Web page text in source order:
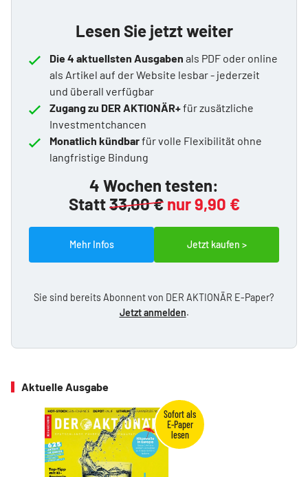
Lesen Sie jetzt weiter
Die 4 aktuellsten Ausgaben als PDF oder online
als Artikel auf der Website lesbar - jederzeit
und überall verfügbar
Zugang zu DER AKTIONÄR+für zusätzliche
Investmentchancen
Monatlich kündbarfür volle Flexibilität ohne
langfristige Bindung
4 Wochen testen:
Statt33,00 € nur 9,90 €
Mehr Infos Jetzt kaufen >
Sie sind bereits Abonnent von DER AKTIONÄR E-Paper?
Jetzt anmelden.
Aktuelle Ausgabe